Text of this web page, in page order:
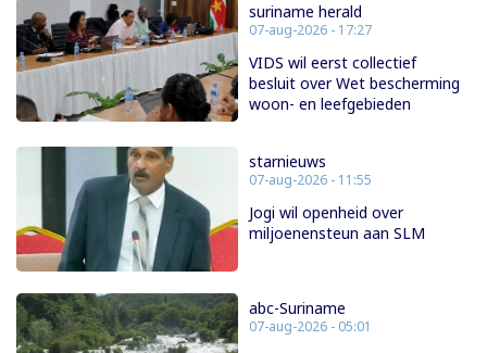
suriname herald
07-aug-2026 - 17:27
VIDS wil eerst collectief
besluit over Wet bescherming
woon- en leefgebieden
starnieuws
07-aug-2026 - 11:55
Jogi wil openheid over
miljoenensteun aan SLM
abc-Suriname
07-aug-2026 - 05:01